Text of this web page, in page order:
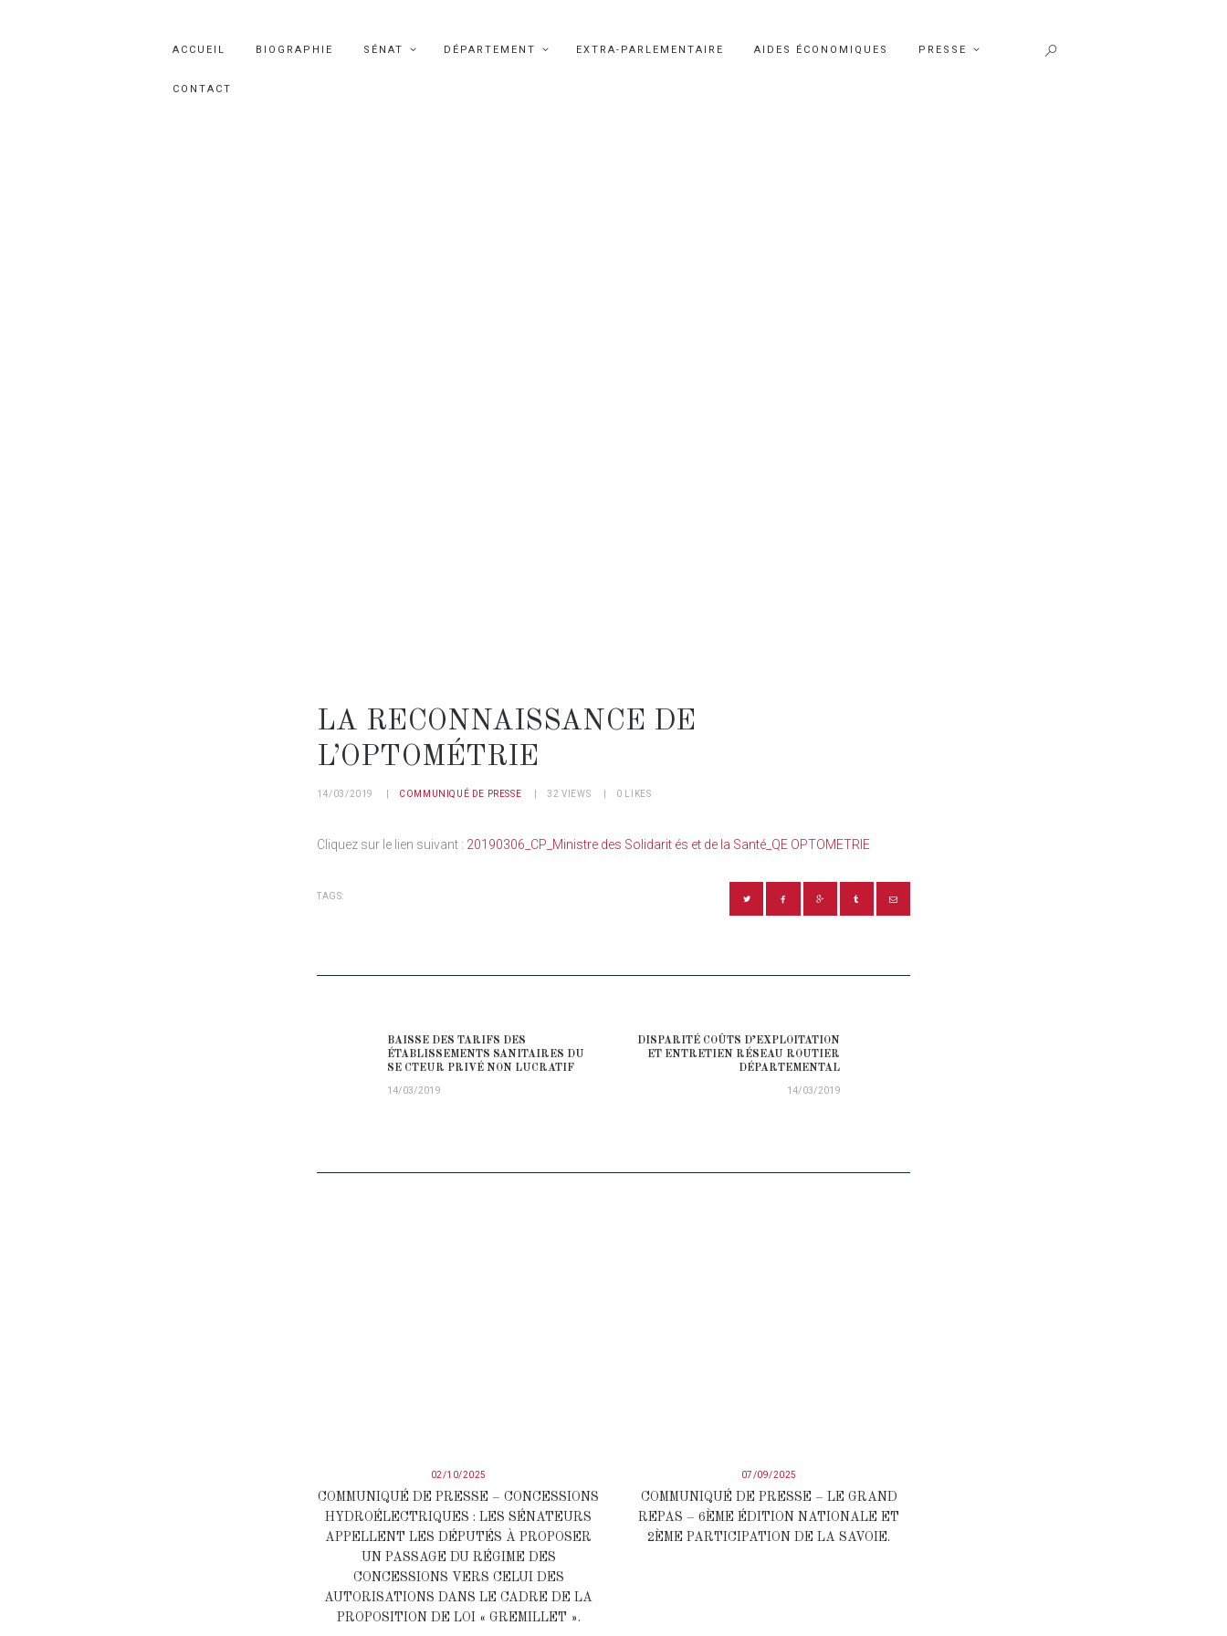
ACCUEIL BIOGRAPHIE SÉNAT DÉPARTEMENT EXTRA-PARLEMENTAIRE AIDES ÉCONOMIQUES PRESSE
CONTACT
LA RECONNAISSANCE DE
L’OPTOMÉTRIE
14/03/2019 COMMUNIQUÉ DE PRESSE 32 VIEWS 0 LIKES
Cliquez sur le lien suivant : 20190306_CP_Ministre des Solidarit és et de la Santé_QE OPTOMETRIE
TAGS:
Previous post:
BAISSE DES TARIFS DES
ÉTABLISSEMENTS SANITAIRES DU
SE CTEUR PRIVÉ NON LUCRATIF
14/03/2019
DISPARITÉ COÛTS D’EXPLOITATION
ET ENTRETIEN RÉSEAU ROUTIER
DÉPARTEMENTAL
14/03/2019
02/10/2025
COMMUNIQUÉ DE PRESSE – CONCESSIONS
HYDROÉLECTRIQUES : LES SÉNATEURS
APPELLENT LES DÉPUTÉS À PROPOSER
UN PASSAGE DU RÉGIME DES
CONCESSIONS VERS CELUI DES
AUTORISATIONS DANS LE CADRE DE LA
PROPOSITION DE LOI « GREMILLET ».
07/09/2025
COMMUNIQUÉ DE PRESSE – LE GRAND
REPAS – 6ÈME ÉDITION NATIONALE ET
2ÈME PARTICIPATION DE LA SAVOIE.